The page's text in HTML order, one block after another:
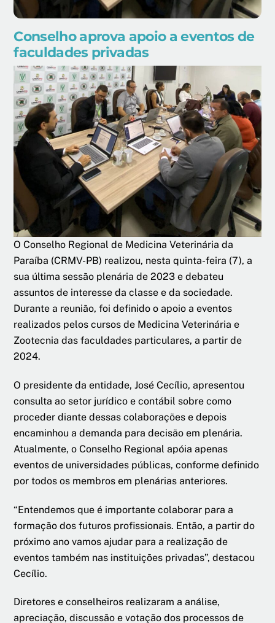
Conselho aprova apoio a eventos de
faculdades privadas
O Conselho Regional de Medicina Veterinária da
Paraíba (CRMV-PB) realizou, nesta quinta-feira (7), a
sua última sessão plenária de 2023 e debateu
assuntos de interesse da classe e da sociedade.
Durante a reunião, foi definido o apoio a eventos
realizados pelos cursos de Medicina Veterinária e
Zootecnia das faculdades particulares, a partir de
2024.
O presidente da entidade, José Cecílio, apresentou
consulta ao setor jurídico e contábil sobre como
proceder diante dessas colaborações e depois
encaminhou a demanda para decisão em plenária.
Atualmente, o Conselho Regional apóia apenas
eventos de universidades públicas, conforme definido
por todos os membros em plenárias anteriores.
“Entendemos que é importante colaborar para a
formação dos futuros profissionais. Então, a partir do
próximo ano vamos ajudar para a realização de
eventos também nas instituições privadas”, destacou
Cecílio.
Diretores e conselheiros realizaram a análise,
apreciação, discussão e votação dos processos de